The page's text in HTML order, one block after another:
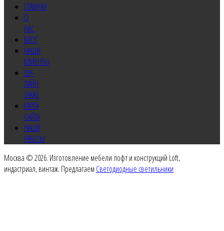
ГЛАВНАЯ
О
НАС
БЛОГ
НАШИ
КЛИЕНТЫ
ОН-
ЛАЙН
ЗАКАЗ
КАРТА
САЙТА
НАШИ
РАБОТЫ
Москва © 2026. Изготовление мебели лофт и конструкций Loft,
индастриал, винтаж. Предлагаем Светодиодные светильники